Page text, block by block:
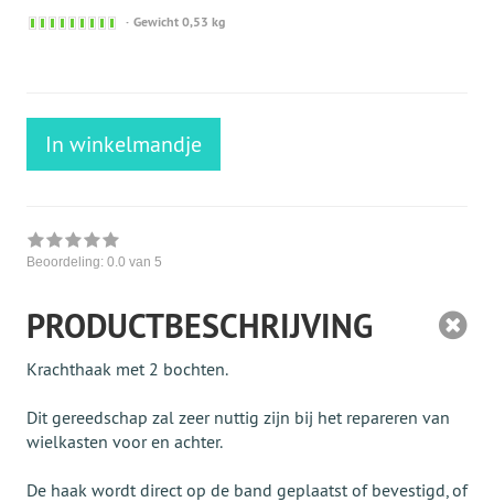
Sofort
Gewicht 0,53 kg
In winkelmandje
Beoordeling: 0.0 van 5
PRODUCTBESCHRIJVING
Krachthaak met 2 bochten.
Dit gereedschap zal zeer nuttig zijn bij het repareren van
wielkasten voor en achter.
De haak wordt direct op de band geplaatst of bevestigd, of